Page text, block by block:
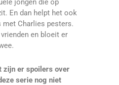
En dan helpt het ook
met Charlies pesters.
en bloeit er
zijn er spoilers over
serie nog niet